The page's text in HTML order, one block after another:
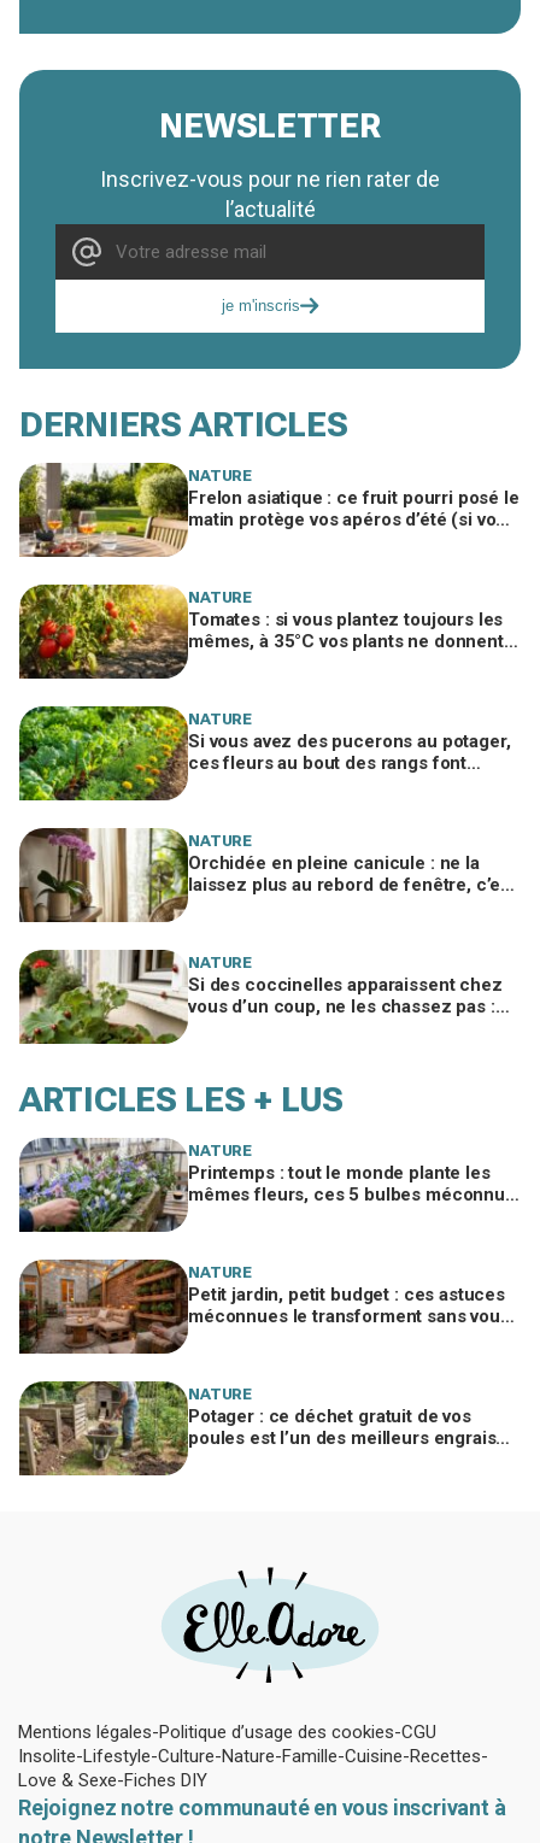
NEWSLETTER
Inscrivez-vous pour ne rien rater de
l’actualité
je m'inscris
DERNIERS ARTICLES
NATURE
Frelon asiatique : ce fruit pourri posé le
matin protège vos apéros d’été (si vous
NATURE
Tomates : si vous plantez toujours les
mêmes, à 35°C vos plants ne donnent
NATURE
Si vous avez des pucerons au potager,
ces fleurs au bout des rangs font
NATURE
Orchidée en pleine canicule : ne la
laissez plus au rebord de fenêtre, c’est
NATURE
Si des coccinelles apparaissent chez
vous d’un coup, ne les chassez pas :
ARTICLES LES + LUS
NATURE
Printemps : tout le monde plante les
mêmes fleurs, ces 5 bulbes méconnus
NATURE
Petit jardin, petit budget : ces astuces
méconnues le transforment sans vous
NATURE
Potager : ce déchet gratuit de vos
poules est l’un des meilleurs engrais
Mentions légales Politique d’usage des cookies CGU
Insolite Lifestyle Culture Nature Famille Cuisine Recettes
Love & Sexe Fiches DIY
Rejoignez notre communauté en vous inscrivant à
notre Newsletter !